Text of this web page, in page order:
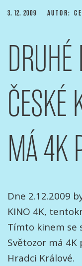
Přejít
webu
portál Asociace českých
PUBLIKOVÁNO
3. 12. 2009 AUTOR:
DRUHÉ
ČESKÉ
MÁ 4K
Dne 2.12.2009
KINO 4K,
Tímto kinem se
Světozor má 4K
Hradci Králové.